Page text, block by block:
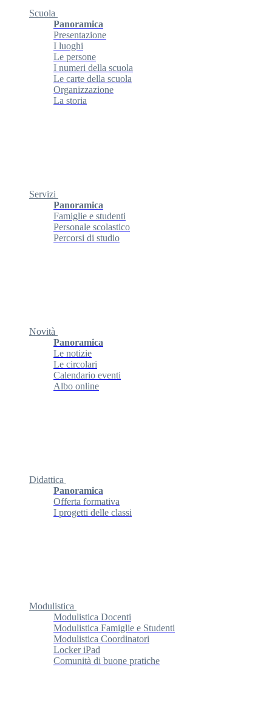
Scuola
Panoramica
Presentazione
I luoghi
Le persone
I numeri della scuola
Le carte della scuola
Organizzazione
La storia
Servizi
Panoramica
Famiglie e studenti
Personale scolastico
Percorsi di studio
Novità
Panoramica
Le notizie
Le circolari
Calendario eventi
Albo online
Didattica
Panoramica
Offerta formativa
I progetti delle classi
Modulistica
Modulistica Docenti
Modulistica Famiglie e Studenti
Modulistica Coordinatori
Locker iPad
Comunità di buone pratiche